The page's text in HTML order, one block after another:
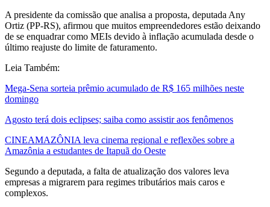
A presidente da comissão que analisa a proposta, deputada Any
Ortiz (PP-RS), afirmou que muitos empreendedores estão deixando
de se enquadrar como MEIs devido à inflação acumulada desde o
último reajuste do limite de faturamento.
Leia Também:
Mega-Sena sorteia prêmio acumulado de R$ 165 milhões neste
domingo
Agosto terá dois eclipses; saiba como assistir aos fenômenos
CINEAMAZÔNIA leva cinema regional e reflexões sobre a
Amazônia a estudantes de Itapuã do Oeste
Segundo a deputada, a falta de atualização dos valores leva
empresas a migrarem para regimes tributários mais caros e
complexos.